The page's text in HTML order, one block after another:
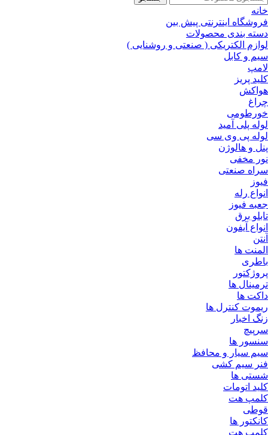
خانه
فروشگاه اینترنتی پیش بین
دسته بندی محصولات
لوازم الکتریکی ( صنعتی و روشنایی )
سیم و کابل
لامپ
کلید پریز
هواکش
چراغ
خورطومی
لوله پلی آمید
لوله پی وی سی
پنل و هالوژن
نور مخفی
سراه صنعتی
فیوز
انواع رله
جعبه فیوز
تابلو برق
انواع آیفون
آنتن
المنت ها
باطری
پروژکتور
ترمینال ها
داکت ها
ریموت کنترل ها
زنگ اخبار
سرپیچ
سنسور ها
سیم سیار و محافظ
فنر سیم کشی
شستی ها
کلید اتومات
کلمپ هت
قوطی
کانکتور ها
کلمپ هت